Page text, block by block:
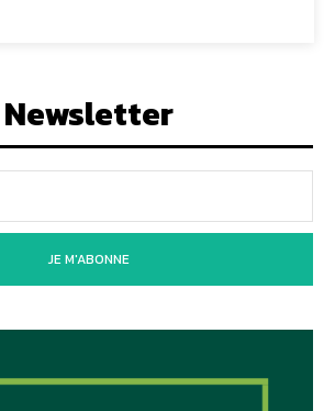
Newsletter
JE M'ABONNE